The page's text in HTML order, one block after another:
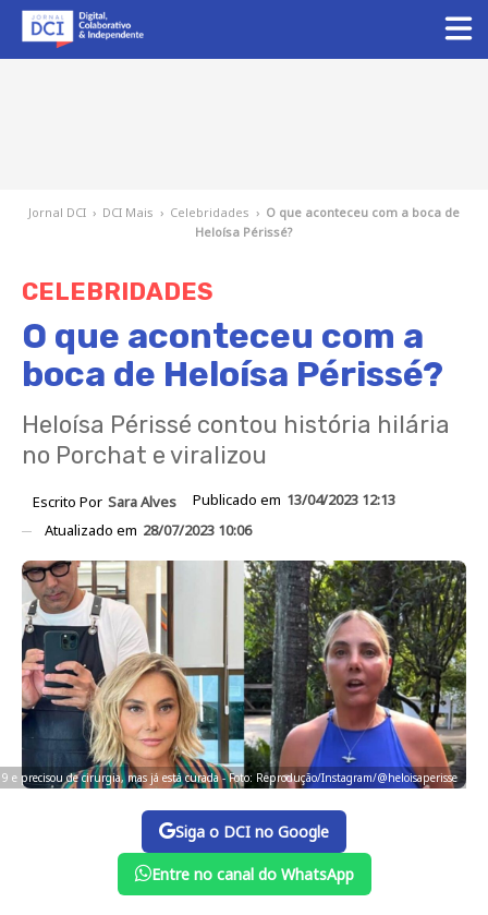
Jornal DCI › DCI Mais › Celebridades › O que aconteceu com a boca de
Heloísa Périssé?
CELEBRIDADES
O que aconteceu com a
boca de Heloísa Périssé?
Heloísa Périssé contou história hilária
no Porchat e viralizou
Escrito Por Sara Alves Publicado em 13/04/2023 12:13
Atualizado em 28/07/2023 10:06
e precisou de cirurgia, mas já está curada - Foto: Reprodução/Instagram/@heloisaperisse
Siga o DCI no Google
Entre no canal do WhatsApp